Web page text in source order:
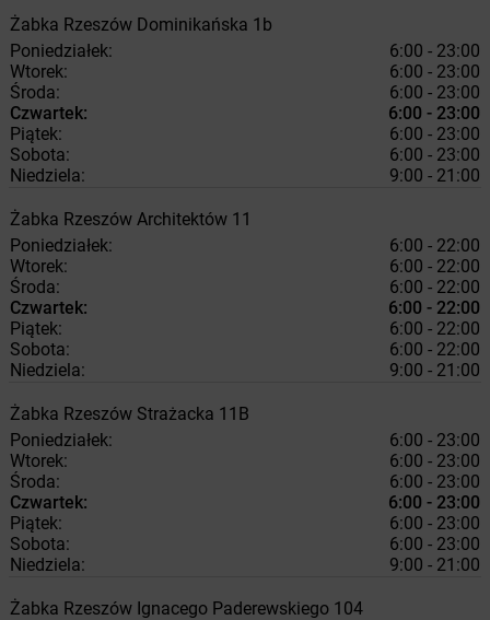
Żabka Rzeszów Dominikańska 1b
Poniedziałek:
6:00 - 23:00
Wtorek:
6:00 - 23:00
Środa:
6:00 - 23:00
Czwartek:
6:00 - 23:00
Piątek:
6:00 - 23:00
Sobota:
6:00 - 23:00
Niedziela:
9:00 - 21:00
Żabka Rzeszów Architektów 11
Poniedziałek:
6:00 - 22:00
Wtorek:
6:00 - 22:00
Środa:
6:00 - 22:00
Czwartek:
6:00 - 22:00
Piątek:
6:00 - 22:00
Sobota:
6:00 - 22:00
Niedziela:
9:00 - 21:00
Żabka Rzeszów Strażacka 11B
Poniedziałek:
6:00 - 23:00
Wtorek:
6:00 - 23:00
Środa:
6:00 - 23:00
Czwartek:
6:00 - 23:00
Piątek:
6:00 - 23:00
Sobota:
6:00 - 23:00
Niedziela:
9:00 - 21:00
Żabka Rzeszów Ignacego Paderewskiego 104